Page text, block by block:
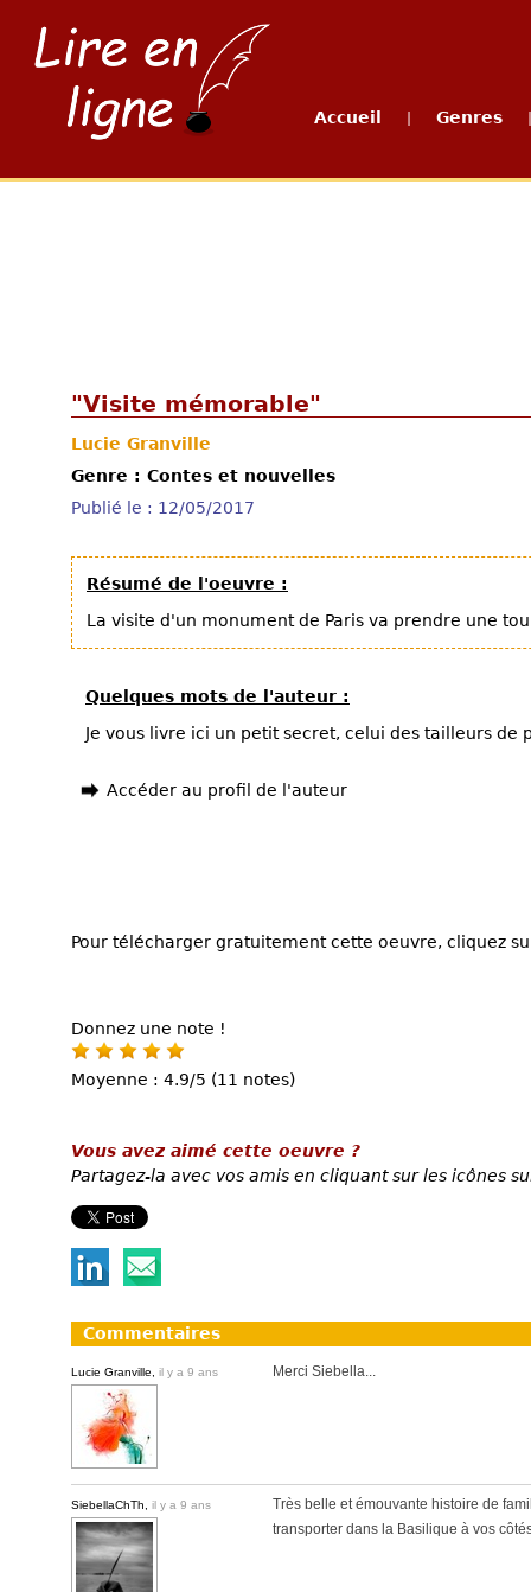
Accueil Genres
"Visite mémorable"
Lucie Granville
Genre : Contes et nouvelles
Publié le : 12/05/2017
Résumé de l'oeuvre :
La visite d'un monument de Paris va prendre une
Quelques mots de l'auteur :
Je vous livre ici un petit secret, celui des tailleurs de
Accéder au profil de l'auteur
Pour télécharger gratuitement cette oeuvre, cliquez
Donnez une note !
Moyenne : 4.9/5 (11 notes)
Vous avez aimé cette oeuvre ?
Partagez-la avec vos amis en cliquant sur les icônes
Commentaires
Lucie Granville, il y a 9 ans Merci Siebella...
SiebellaChTh, il y a 9 ans
Très belle et émouvante histoire de
transporter dans la Basilique à vos